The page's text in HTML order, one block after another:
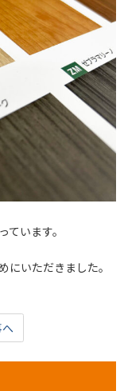
います。
いただきました。